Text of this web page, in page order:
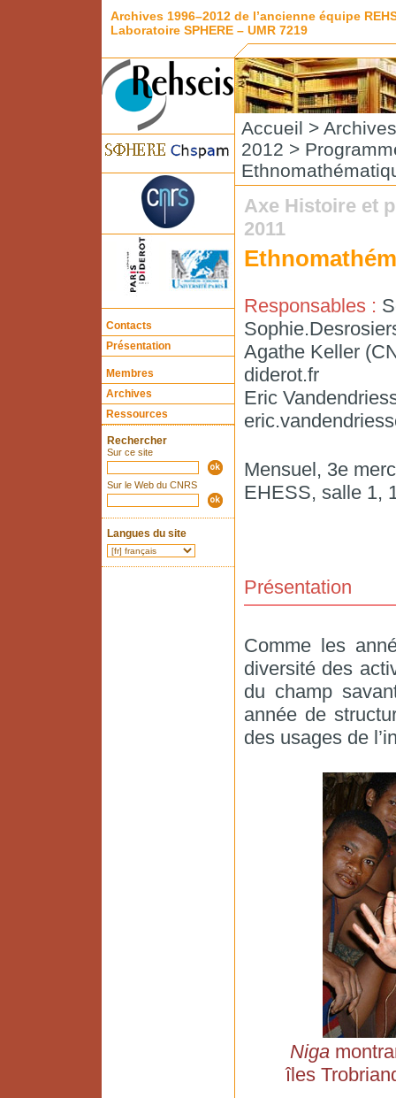
Archives 1996–2012 de l’ancienne équipe
Laboratoire SPHERE – UMR 7219
Contacts
Présentation
Membres
Archives
Ressources
Rechercher
Sur ce site
Sur le Web du CNRS
Langues du site
Accueil > Archives
2012 >
Axe Histoire et
2011
Responsables :
Agathe Keller
diderot.fr
Eric
Mensuel, 3e
EHESS, salle 1,
Présentation
Comme les
diversité des
du champ
année de
des usages de
Niga
îles